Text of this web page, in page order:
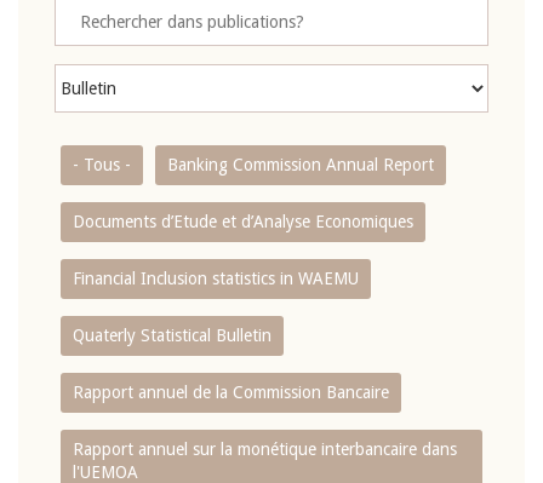
- Tous - Banking Commission Annual Report
Documents d’Etude et d’Analyse Economiques
Financial Inclusion statistics in WAEMU
Quaterly Statistical Bulletin
Rapport annuel de la Commission Bancaire
Rapport annuel sur la monétique interbancaire dans
l'UEMOA